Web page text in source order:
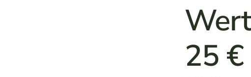
25 €